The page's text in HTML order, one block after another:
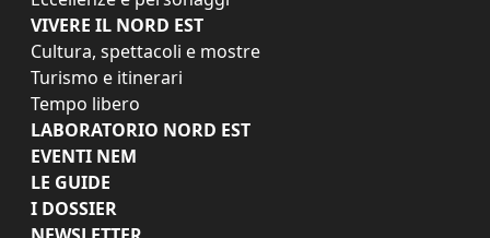
VIVERE IL NORD EST
Cultura, spettacoli e mostre
Turismo e itinerari
Tempo libero
LABORATORIO NORD EST
EVENTI NEM
LE GUIDE
I DOSSIER